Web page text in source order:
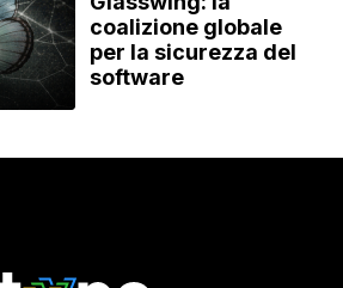
coalizione globale
per la sicurezza del
software